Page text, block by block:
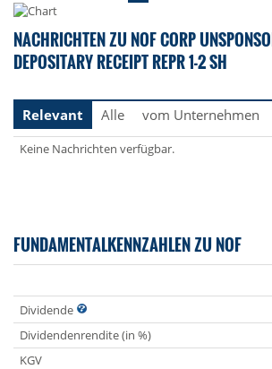
NACHRICHTEN ZU NOF CORP
DEPOSITARY RECEIPT REPR 1-2 SH
Relevant
Alle vom Unternehmen
Keine Nachrichten verfügbar.
FUNDAMENTALKENNZAHLEN ZU NOF
Dividende
Dividendenrendite (in %)
KGV